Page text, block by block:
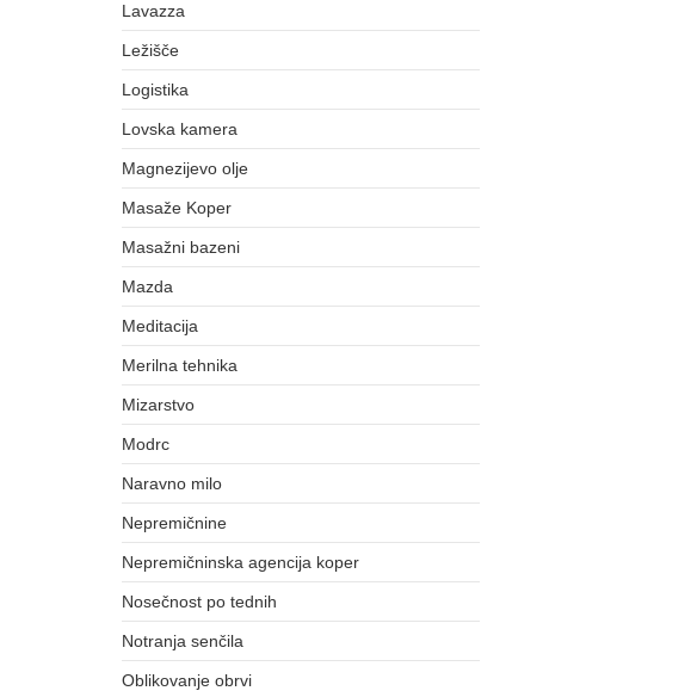
Lavazza
Ležišče
Logistika
Lovska kamera
Magnezijevo olje
Masaže Koper
Masažni bazeni
Mazda
Meditacija
Merilna tehnika
Mizarstvo
Modrc
Naravno milo
Nepremičnine
Nepremičninska agencija koper
Nosečnost po tednih
Notranja senčila
Oblikovanje obrvi